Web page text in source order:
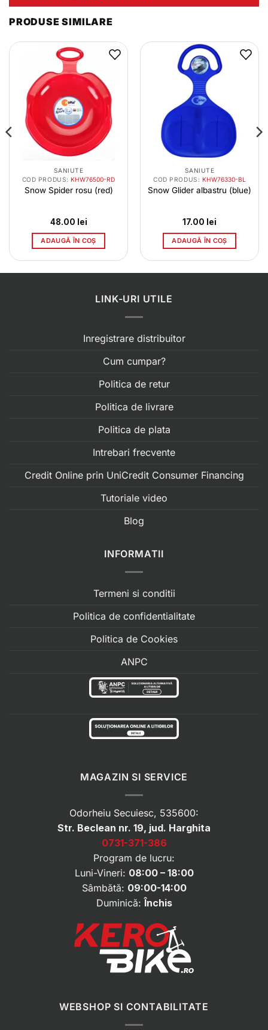
PRODUSE SIMILARE
SANIUTE
COD PRODUS:KHW76500-RD
Snow Spider rosu (red)
48.00 lei
ADAUGĂ ÎN COȘ
SANIUTE
COD PRODUS: KHW76330-BL
Snow Glider albastru (blue)
17.00 lei
ADAUGĂ ÎN COȘ
LINK-URI UTILE
Inregistrare distribuitor
Cum cumpar?
Politica de retur
Politica de livrare
Politica de plata
Intrebari frecvente
Credit Online prin UniCredit Consumer Financing
Tutoriale video
Blog
INFORMATII
Termeni si conditii
Politica de confidentialitate
Politica de Cookies
ANPC
MAGAZIN SI SERVICE
Odorheiu Secuiesc, 535600:
Str. Beclean nr. 19, jud. Harghita
0731-371-386
Program de lucru:
Luni-Vineri: 08:00 – 18:00
Sâmbătă: 09:00-14:00
Duminică:Închis
WEBSHOP SI CONTABILITATE